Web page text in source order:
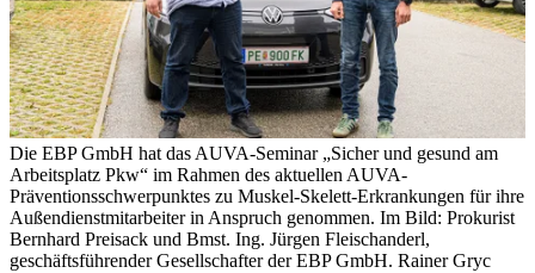
Die EBP GmbH hat das AUVA-Seminar „Sicher und gesund am
Arbeitsplatz Pkw“ im Rahmen des aktuellen AUVA-
Präventionsschwerpunktes zu Muskel-Skelett-Erkrankungen für ihre
Außendienstmitarbeiter in Anspruch genommen. Im Bild: Prokurist
Bernhard Preisack und Bmst. Ing. Jürgen Fleischanderl,
geschäftsführender Gesellschafter der EBP GmbH. Rainer Gryc